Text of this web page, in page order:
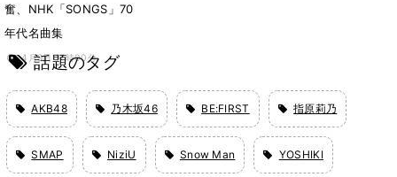
奮、NHK「SONGS」70
年代名曲集
4月9日 17時00分
話題のタグ
AKB48 乃木坂46 BE:FIRST 指原莉乃
SMAP NiziU Snow Man YOSHIKI